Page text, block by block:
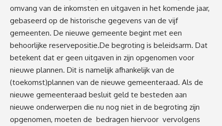
omvang van de inkomsten en uitgaven in het komende jaar,
gebaseerd op de historische gegevens van de vijf
gemeenten. De nieuwe gemeente begint met een
behoorlijke reservepositie.De begroting is beleidsarm. Dat
betekent dat er geen uitgaven in zijn opgenomen voor
nieuwe plannen. Dit is namelijk afhankelijk van de
(toekomst)plannen van de nieuwe gemeenteraad. Als de
nieuwe gemeenteraad besluit geld te besteden aan
nieuwe onderwerpen die nu nog niet in de begroting zijn
opgenomen, moeten de bedragen hiervoor vervolgens